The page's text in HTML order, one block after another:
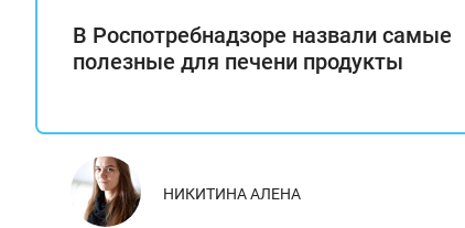
В Роспотребнадзоре назвали самые
полезные для печени продукты
НИКИТИНА АЛЕНА